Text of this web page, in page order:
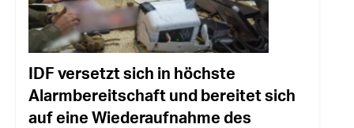
IDF versetzt sich in höchste
Alarmbereitschaft und bereitet sich
auf eine Wiederaufnahme des